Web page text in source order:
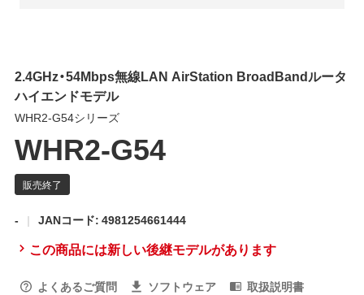
2.4GHz・54Mbps無線LAN AirStation BroadBandルータ
ハイエンドモデル
WHR2-G54シリーズ
WHR2-G54
- JANコード: 4981254661444
この商品には新しい後継モデルがあります
よくあるご質問 ソフトウェア
取扱説明書